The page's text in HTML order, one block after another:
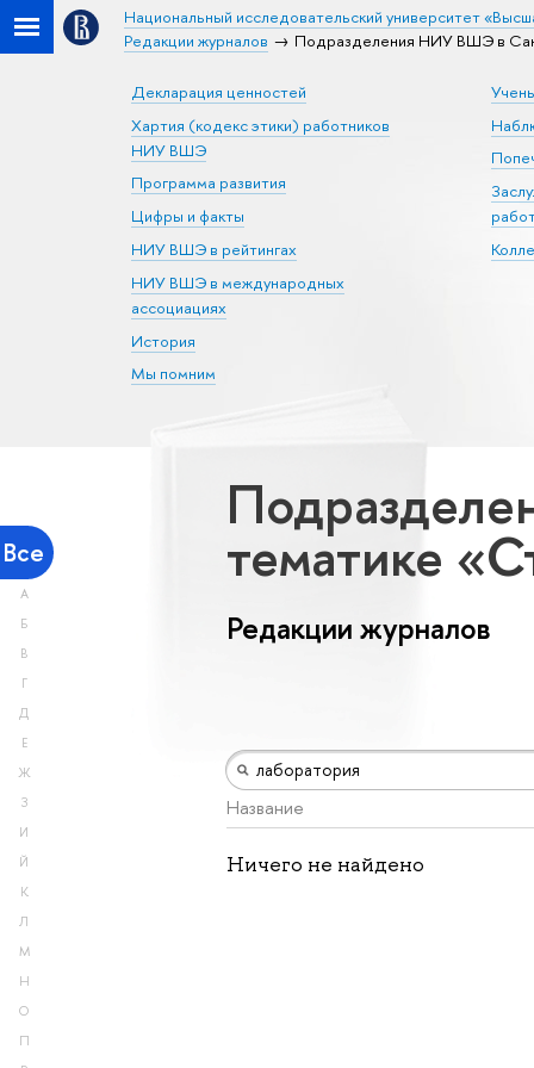
Национальный исследовательский университет
Редакции журналов
Подразделения НИУ ВШЭ в
Декларация ценностей
Хартия (кодекс этики) работников
НИУ ВШЭ
Программа развития
Цифры и факты
НИУ ВШЭ в рейтингах
НИУ ВШЭ в международных
ассоциациях
История
Мы помним
Все
А
Б
В
Г
Д
Е
Ж
З
И
Й
К
Л
М
Н
О
П
тематике
Редакции журналов
Название
Ничего не найдено